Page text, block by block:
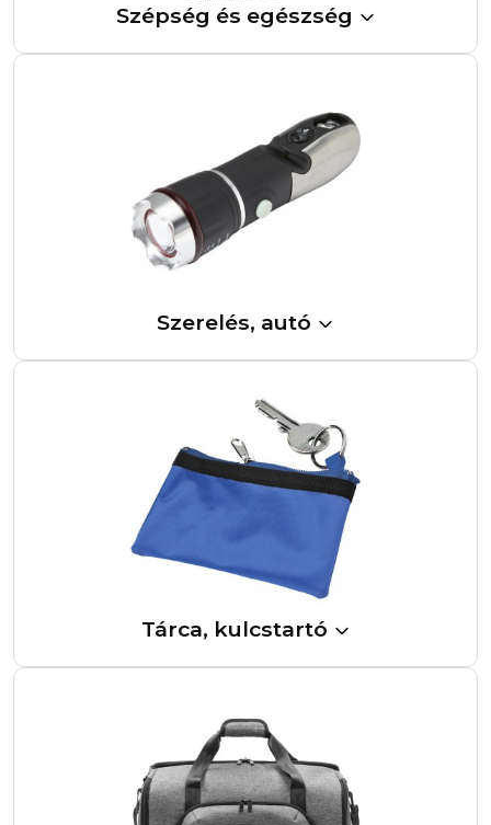
Szépség és egészség
Szerelés, autó
Tárca, kulcstartó